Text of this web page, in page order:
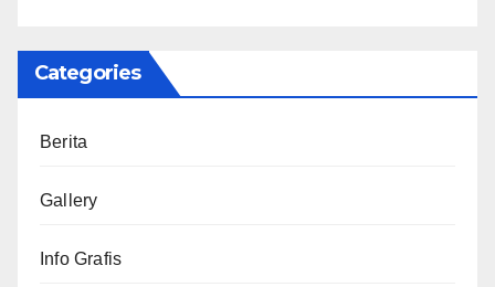
Categories
Berita
Gallery
Info Grafis